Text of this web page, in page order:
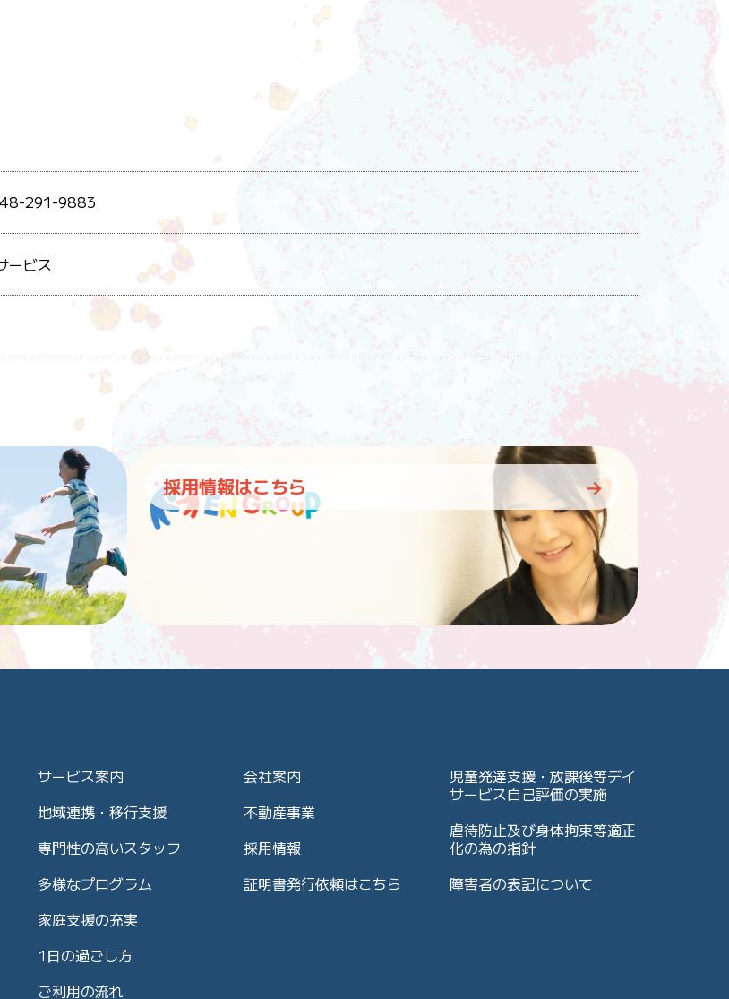
291-9883
ービス
採用情報はこちら
サービス案内
地域連携・移行支援
専門性の高いスタッフ
多様なプログラム
家庭支援の充実
1日の過ごし方
ご利用の流れ
会社案内
不動産事業
採用情報
証明書発行依頼はこちら
児童発達支援・放課後等デイ
サービス自己評価の実施
虐待防止及び身体拘束等適正
化の為の指針
障害者の表記について